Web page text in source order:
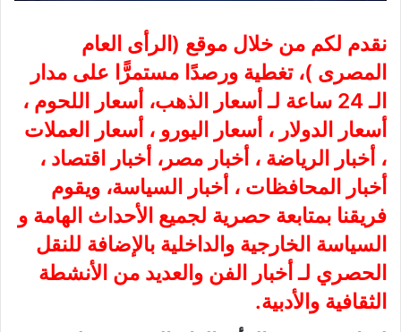
نقدم لكم من خلال موقع ( الرأى العام
المصرى )، تغطية ورصدًا مستمرًّا على مدار
الـ 24 ساعة لـ أسعار الذهب، أسعار اللحوم ،
أسعار الدولار ، أسعار اليورو ، أسعار العملات
، أخبار الرياضة ، أخبار مصر، أخبار اقتصاد ،
أخبار المحافظات ، أخبار السياسة، ويقوم
فريقنا بمتابعة حصرية لجميع الأحداث الهامة و
السياسة الخارجية والداخلية بالإضافة للنقل
الحصري لـ أخبار الفن والعديد من الأنشطة
الثقافية والأدبية.